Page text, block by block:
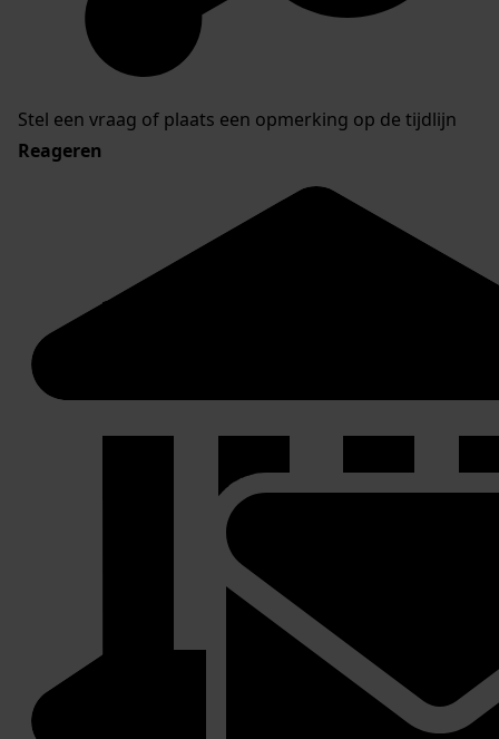
Stel een vraag of plaats een opmerking op de tijdlijn
Reageren